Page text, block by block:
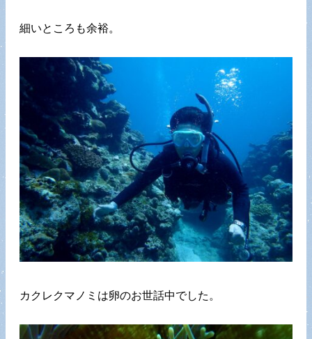
細いところも余裕。
カクレクマノミは卵のお世話中でした。